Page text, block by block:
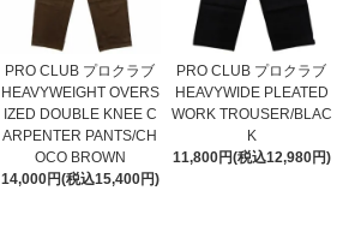
PRO CLUB プロクラブ
HEAVYWEIGHT OVERS
IZED DOUBLE KNEE C
ARPENTER PANTS/CH
OCO BROWN
14,000円(税込15,400円)
PRO CLUB プロクラブ
HEAVYWIDE PLEATED
WORK TROUSER/BLAC
K
11,800円(税込12,980円)